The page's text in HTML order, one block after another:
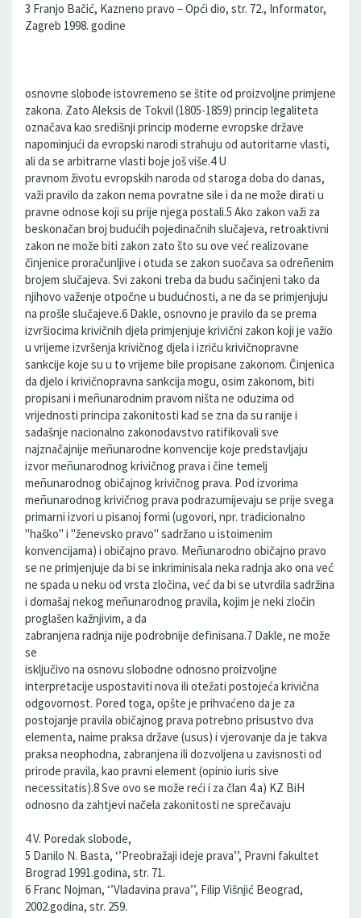
3 Franjo Bačić, Kazneno pravo – Opći dio, str. 72., Informator,
Zagreb 1998. godine
osnovne slobode istovremeno se štite od proizvoljne primjene
zakona. Zato Aleksis de Tokvil (1805-1859) princip legaliteta
označava kao središnji princip moderne evropske države
napominjući da evropski narodi strahuju od autoritarne vlasti,
ali da se arbitrarne vlasti boje još više.4 U
pravnom životu evropskih naroda od staroga doba do danas,
važi pravilo da zakon nema povratne sile i da ne može dirati u
pravne odnose koji su prije njega postali.5 Ako zakon važi za
beskonačan broj budućih pojedinačnih slučajeva, retroaktivni
zakon ne može biti zakon zato što su ove već realizovane
činjenice proračunljive i otuda se zakon suočava sa odreñenim
brojem slučajeva. Svi zakoni treba da budu sačinjeni tako da
njihovo važenje otpočne u budućnosti, a ne da se primjenjuju
na prošle slučajeve.6 Dakle, osnovno je pravilo da se prema
izvršiocima krivičnih djela primjenjuje krivični zakon koji je važio
u vrijeme izvršenja krivičnog djela i izriču krivičnopravne
sankcije koje su u to vrijeme bile propisane zakonom. Činjenica
da djelo i krivičnopravna sankcija mogu, osim zakonom, biti
propisani i meñunarodnim pravom ništa ne oduzima od
vrijednosti principa zakonitosti kad se zna da su ranije i
sadašnje nacionalno zakonodavstvo ratifikovali sve
najznačajnije meñunarodne konvencije koje predstavljaju
izvor meñunarodnog krivičnog prava i čine temelj
meñunarodnog običajnog krivičnog prava. Pod izvorima
meñunarodnog krivičnog prava podrazumijevaju se prije svega
primarni izvori u pisanoj formi (ugovori, npr. tradicionalno
''haško'' i ''ženevsko pravo'' sadržano u istoimenim
konvencijama) i običajno pravo. Meñunarodno običajno pravo
se ne primjenjuje da bi se inkriminisala neka radnja ako ona već
ne spada u neku od vrsta zločina, već da bi se utvrdila sadržina
i domašaj nekog meñunarodnog pravila, kojim je neki zločin
proglašen kažnjivim, a da
zabranjena radnja nije podrobnije definisana.7 Dakle, ne može
se
isključivo na osnovu slobodne odnosno proizvoljne
interpretacije uspostaviti nova ili otežati postojeća krivična
odgovornost. Pored toga, opšte je prihvaćeno da je za
postojanje pravila običajnog prava potrebno prisustvo dva
elementa, naime praksa države (usus) i vjerovanje da je takva
praksa neophodna, zabranjena ili dozvoljena u zavisnosti od
prirode pravila, kao pravni element (opinio iuris sive
necessitatis).8 Sve ovo se može reći i za član 4.a) KZ BiH
odnosno da zahtjevi načela zakonitosti ne sprečavaju
4 V. Poredak slobode,
5 Danilo N. Basta, ‘’Preobražaji ideje prava’’, Pravni fakultet
Brograd 1991.godina, str. 71.
6 Franc Nojman, ‘’Vladavina prava’’, Filip Višnjić Beograd,
2002.godina, str. 259.